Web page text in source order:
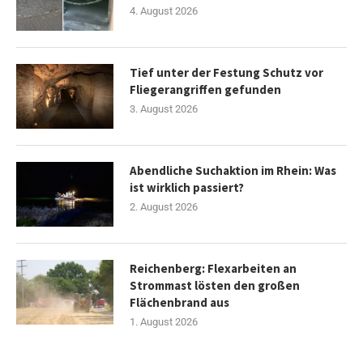
4. August 2026
Tief unter der Festung Schutz vor
Fliegerangriffen gefunden
3. August 2026
Abendliche Suchaktion im Rhein: Was
ist wirklich passiert?
2. August 2026
Reichenberg: Flexarbeiten an
Strommast lösten den großen
Flächenbrand aus
1. August 2026